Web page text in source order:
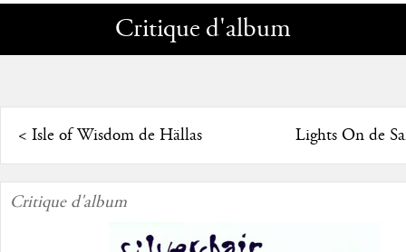
Critique d'album
< Isle of Wisdom de Hällas Lights On de
Critique d'album